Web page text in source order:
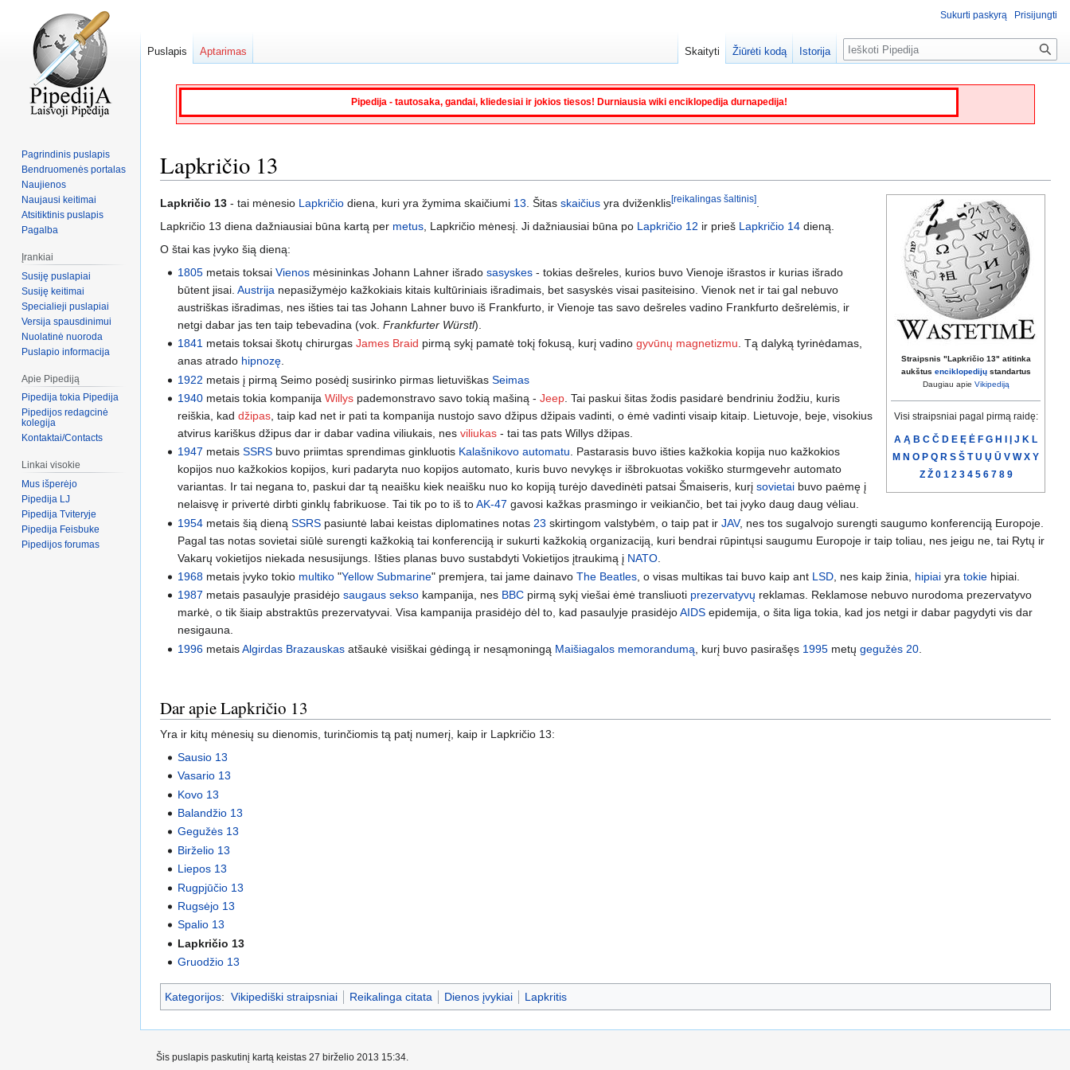
Pipedija - tautosaka, gandai, kliedesiai ir jokios tiesos! Durniausia wiki enciklopedija durnapedija!
Lapkričio 13
Jump
to
Jump
to
Straipsnis "Lapkričio 13" atitinka
aukštus enciklopedijųstandartus
Daugiau apie Vikipediją
Visi straipsniai pagal pirmą raidę:
A Ą B C Č D E Ę Ė F G H I Į J K L
M N O P Q R S Š T U Ų Ū V W X Y
Z Ž 0 1 2 3 4 5 6 7 8 9
Lapkričio 13 - tai mėnesio Lapkričio diena, kuri yra žymima skaičiumi 13 . Šitas skaičius yra dviženklis[reikalingas šaltinis]
Lapkričio 13 diena dažniausiai būna kartą per metus , Lapkričio mėnesį. Ji dažniausiai būna po Lapkričio 12 ir prieš Lapkričio 14 dieną.
O štai kas įvyko šią dieną:
1805 metais toksaiVienos mėsininkas Johann Lahner išradosasyskes - tokias dešreles, kurios buvo Vienoje išrastos ir kurias išrado
būtent jisai.Austrija nepasižymėjo kažkokiais kitais kultūriniais išradimais, bet sasyskės visai pasiteisino. Vienok net ir tai gal nebuvo
austriškas išradimas, nes išties tai tas Johann Lahner buvo iš Frankfurto, ir Vienoje tas savo dešreles vadino Frankfurto dešrelėmis, ir
netgi dabar jas ten taip tebevadina (vok.Frankfurter Würstl).
1841 metais toksai škotų chirurgasJames Braid pirmą sykį pamatė tokį fokusą, kurį vadinogyvūnų magnetizmu . Tą dalyką tyrinėdamas,
anas atrado hipnozę
1922 metais į pirmą Seimo posėdį susirinko pirmas lietuviškasSeimas
1940 metais tokia kompanijaWillys pademonstravo savo tokią mašiną -Jeep . Tai paskui šitas žodis pasidarė bendriniu žodžiu, kuris
reiškia, kaddžipas , taip kad net ir pati ta kompanija nustojo savo džipus džipais vadinti, o ėmė vadinti visaip kitaip. Lietuvoje, beje, visokius
atvirus kariškus džipus dar ir dabar vadina viliukais, nesviliukas - tai tas pats Willys džipas.
1947 metaisSSRS buvo priimtas sprendimas ginkluotis Kalašnikovo automatu. Pastarasis buvo išties kažkokia kopija nuo kažkokios
kopijos nuo kažkokios kopijos, kuri padaryta nuo kopijos automato, kuris buvo nevykęs ir išbrokuotas vokiško sturmgevehr automato
variantas. Ir tai negana to, paskui dar tą neaišku kiek neaišku nuo ko kopiją turėjo davedinėti patsai Šmaiseris, kurįsovietai buvo paėmę į
nelaisvę ir privertė dirbti ginklų fabrikuose. Tai tik po to iš toAK-47 gavosi kažkas prasmingo ir veikiančio, bet tai įvyko daug daug vėliau.
1954 metais šią dienąSSRS pasiuntė labai keistas diplomatines notas 23 skirtingom valstybėm, o taip pat irJAV, nes tos sugalvojo surengti saugumo konferenciją Europoje.
Pagal tas notas sovietai siūlė surengti kažkokią tai konferenciją ir sukurti kažkokią organizaciją, kuri bendrai rūpintųsi saugumu Europoje ir taip toliau, nes jeigu ne, tai Rytų ir
Vakarų vokietijos niekada nesusijungs. Išties planas buvo sustabdyti Vokietijos įtraukimą į NATO
1968 metais įvyko tokio multiko "Yellow Submarine" premjera, tai jame dainavoThe Beatles , o visas multikas tai buvo kaip ant LSD , nes kaip žinia, hipiai yratokie hipiai.
1987 metais pasaulyje prasidėjosaugaus sekso kampanija, nes BBC pirmą sykį viešai ėmė transliuoti prezervatyvų reklamas. Reklamose nebuvo nurodoma prezervatyvo
markė, o tik šiaip abstraktūs prezervatyvai. Visa kampanija prasidėjo dėl to, kad pasaulyje prasidėjoAIDS epidemija, o šita liga tokia, kad jos netgi ir dabar pagydyti vis dar
nesigauna.
1996 metaisAlgirdas Brazauskas atšaukė visiškai gėdingą ir nesąmoningą Maišiagalos memorandumą , kurį buvo pasirašęs 1995 metųgegužės 20
Dar apie Lapkričio 13
Yra ir kitų mėnesių su dienomis, turinčiomis tą patį numerį, kaip ir Lapkričio 13:
Sausio 13
Vasario 13
Kovo 13
Balandžio 13
Gegužės 13
Birželio 13
Liepos 13
Rugpjūčio 13
Rugsėjo 13
Spalio 13
Lapkričio 13
Gruodžio 13
Kategorijos: Vikipediški straipsniai Reikalinga citata Dienos įvykiai Lapkritis
Sukurti paskyrą Prisijungti
Puslapis Aptarimas Skaityti Žiūrėti kodą Istorija Paieška
Pagrindinis puslapis
Bendruomenės portalas
Naujienos
Naujausi keitimai
Atsitiktinis puslapis
Pagalba
Įrankiai
Susiję puslapiai
Susiję keitimai
Specialieji puslapiai
Versija spausdinimui
Nuolatinė nuoroda
Puslapio informacija
Apie Pipediją
Pipedija tokia Pipedija
Pipedijos redagcinė
kolegija
Kontaktai/Contacts
Linkai visokie
Mus išperėjo
Pipedija LJ
Pipedija Tviteryje
Pipedija Feisbuke
Pipedijos forumas
Šis puslapis paskutinį kartą keistas 27 birželio 2013 15:34.